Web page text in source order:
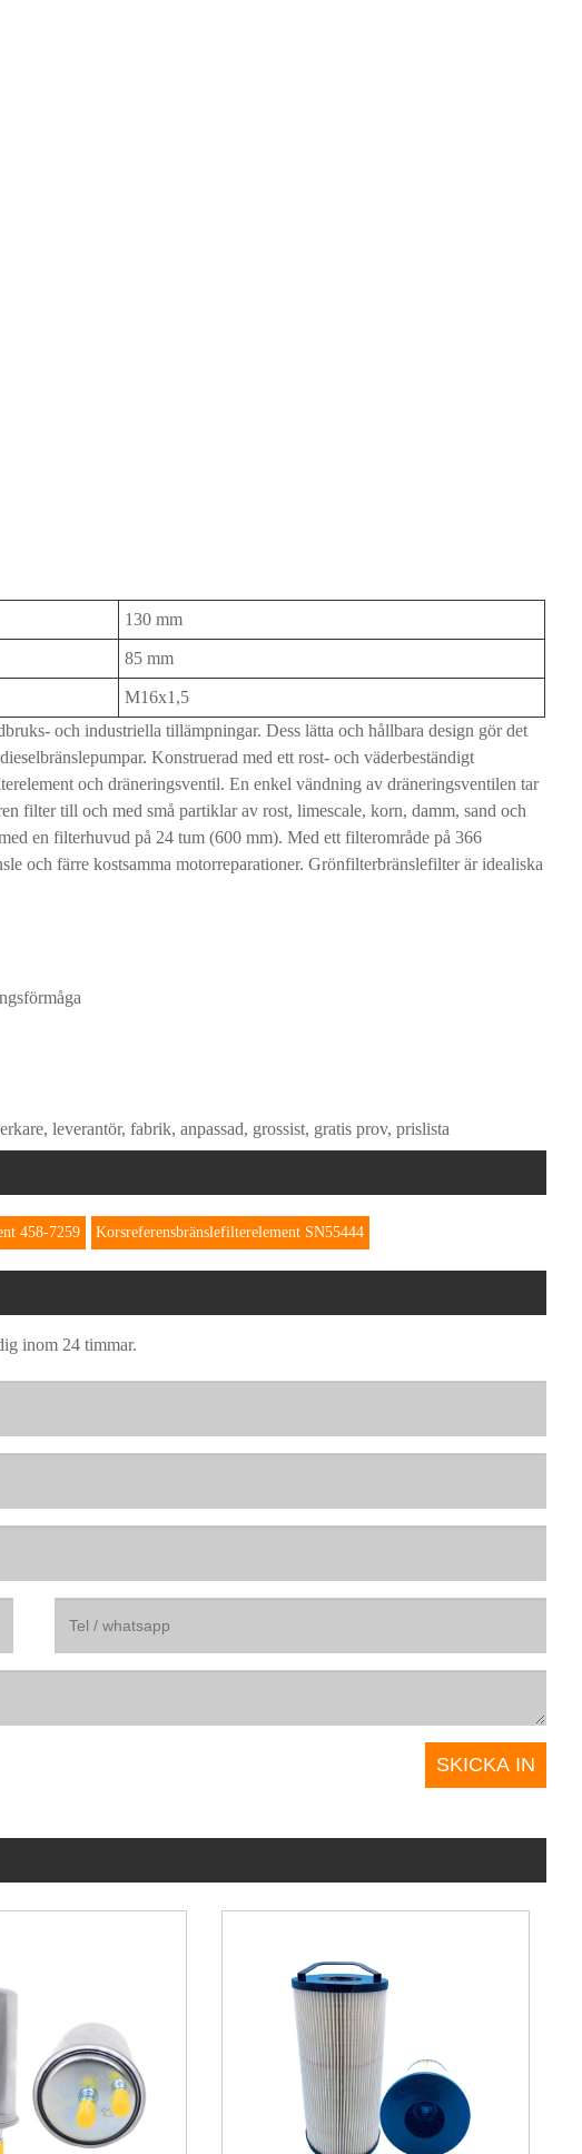
130 mm
85 mm
M16x1,5
och industriella tillämpningar. Dess lätta och hållbara design gör det
Konstruerad med ett rost- och väderbeständigt
och dräneringsventil. En enkel vändning av dräneringsventilen tar
filter till och med små partiklar av rost, limescale, korn, damm, sand och
en filterhuvud på 24 tum (600 mm). Med ett filterområde på 366
och färre kostsamma motorreparationer. Grönfilterbränslefilter är idealiska
leverantör, fabrik, anpassad, grossist, gratis prov, prislista
458-7259 Korsreferensbränslefilterelement SN55444
inom 24 timmar.